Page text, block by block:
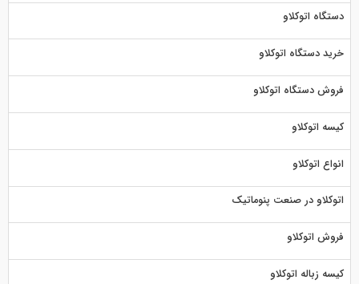
دستگاه اتوکلاو
خرید دستگاه اتوکلاو
فروش دستگاه اتوکلاو
کیسه اتوکلاو
انواع اتوکلاو
اتوکلاو در صنعت پنوماتیک
فروش اتوکلاو
کیسه زباله اتوکلاو